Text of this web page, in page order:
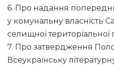
6. Про надання
у комунальну власність
селищної територіальної
7. Про затвердження
Всеукраїнську